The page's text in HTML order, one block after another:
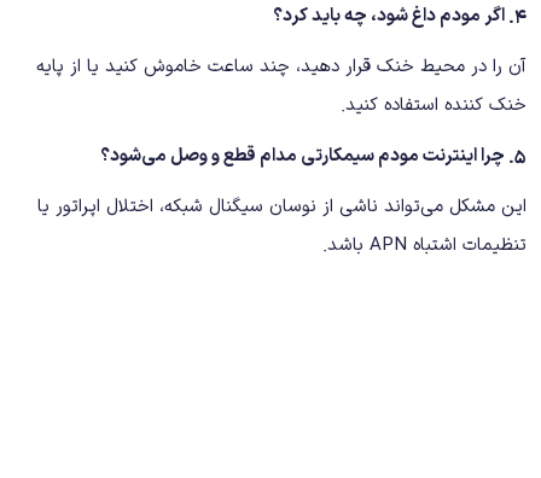
۴. اگر مودم داغ شود، چه باید کرد؟
آن را در محیط خنک قرار دهید، چند ساعت خاموش کنید یا از پایه
خنک ‌کننده استفاده کنید.
۵. چرا اینترنت مودم سیمکارتی مدام قطع و وصل می‌شود؟
این مشکل می‌تواند ناشی از نوسان سیگنال شبکه، اختلال اپراتور یا
تنظیمات اشتباه APN باشد.